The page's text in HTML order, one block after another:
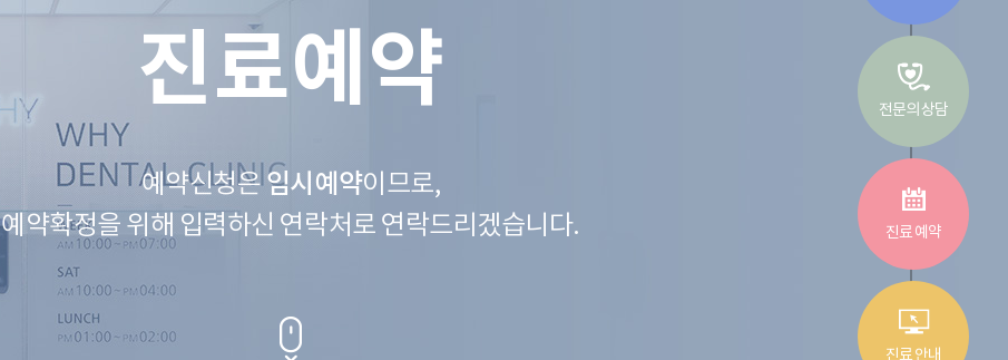
진료예약
예약신청은임시예약이므로,
예약확정을 위해 입력하신 연락처로 연락드리겠습니다.
전문의 상담
진료 예약
진료 안내